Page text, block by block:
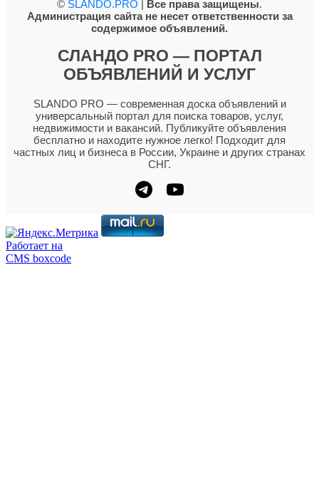
© SLANDO.PRO | Все права защищены.
Администрация сайта не несет ответственности за
содержимое объявлений.
СЛАНДО PRO — ПОРТАЛ
ОБЪЯВЛЕНИЙ И УСЛУГ
SLANDO PRO — современная доска объявлений и
универсальный портал для поиска товаров, услуг,
недвижимости и вакансий. Публикуйте объявления
бесплатно и находите нужное легко! Подходит для
частных лиц и бизнеса в России, Украине и других странах
СНГ.
Работает на
CMS boxcode